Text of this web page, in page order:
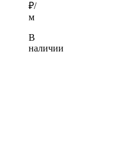
₽/
м
В
наличии